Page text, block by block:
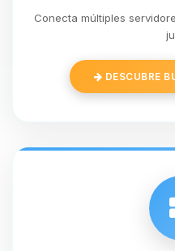
Conecta múltiples
DESCUBRE
Yupi, por fin
que necesitas